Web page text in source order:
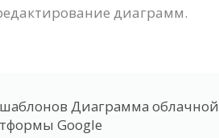
диаграмм.
Диаграмма облачной
Google